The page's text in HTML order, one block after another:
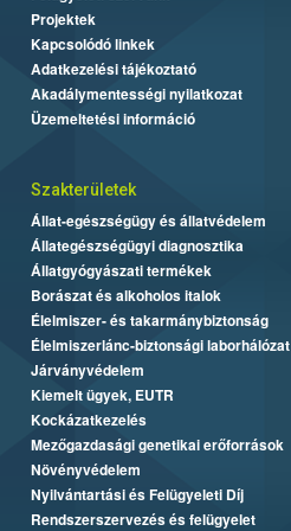
Projektek
Kapcsolódó linkek
Adatkezelési tájékoztató
Akadálymentességi nyilatkozat
Üzemeltetési információ
Szakterületek
Állat-egészségügy és állatvédelem
Állategészségügyi diagnosztika
Állatgyógyászati termékek
Borászat és alkoholos italok
Élelmiszer- és takarmánybiztonság
Élelmiszerlánc-biztonsági laborhálózat
Járványvédelem
Kiemelt ügyek, EUTR
Kockázatkezelés
Mezőgazdasági genetikai erőforrások
Növényvédelem
Nyilvántartási és Felügyeleti Díj
Rendszerszervezés és felügyelet